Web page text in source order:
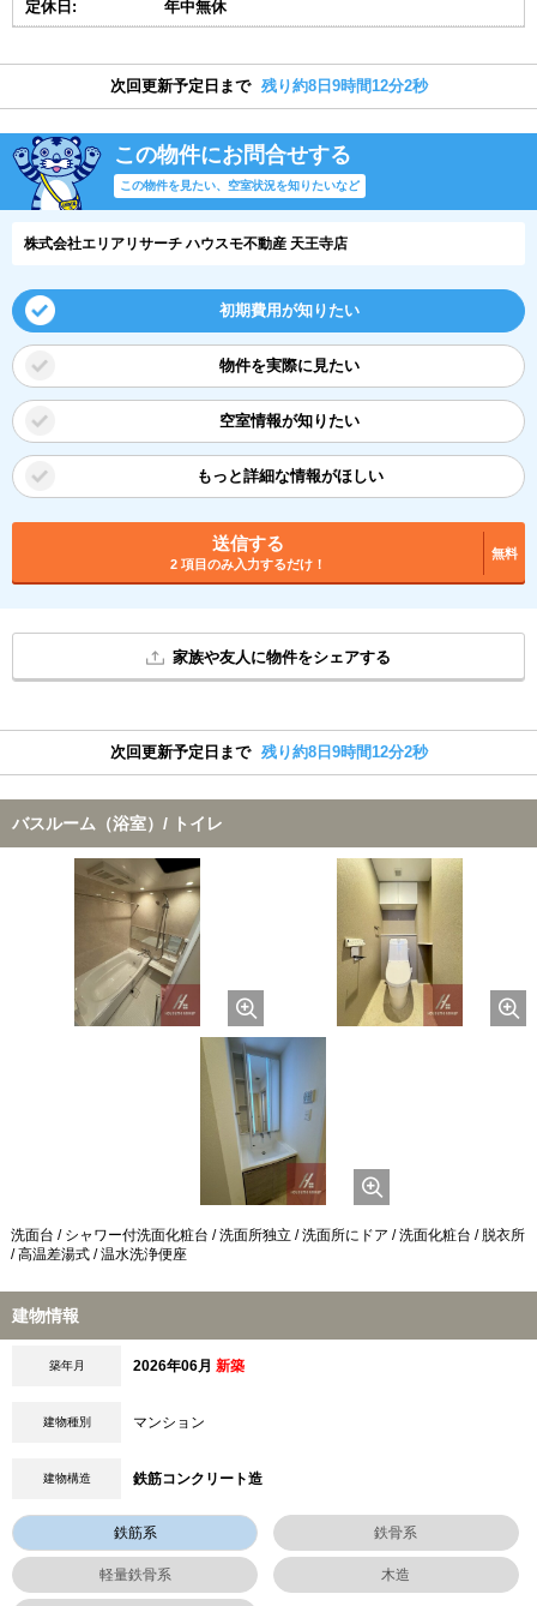
定休日: 年中無休
次回更新予定日まで 残り約8日9時間12分1秒
この物件にお問合せする
この物件を見たい、空室状況を知りたいなど
株式会社エリアリサーチ ハウスモ不動産 天王寺店
初期費用が知りたい
物件を実際に見たい
空室情報が知りたい
もっと詳細な情報がほしい
送信する
2 項目のみ入力するだけ！
無料
家族や友人に物件をシェアする
次回更新予定日まで 残り約8日9時間12分1秒
バスルーム（浴室）/ トイレ
洗面台 / シャワー付洗面化粧台 / 洗面所独立 / 洗面所にドア / 洗面化粧台 / 脱衣所
/ 高温差湯式 / 温水洗浄便座
建物情報
築年月 2026年06月 新築
建物種別 マンション
建物構造 鉄筋コンクリート造
鉄筋系 鉄骨系
軽量鉄骨系 木造